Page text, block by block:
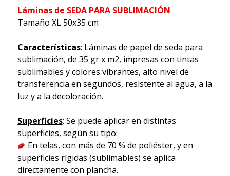
Láminas de SEDA PARA SUBLIMACIÓN
Tamaño XL 50x35 cm
Características: Láminas de papel de seda para
sublimación, de 35 gr x m2, impresas con tintas
sublimables y colores vibrantes, alto nivel de
transferencia en segundos, resistente al agua, a la
luz y a la decoloración.
Superficies: Se puede aplicar en distintas
superficies, según su tipo:
En telas, con más de 70 % de poliéster, y en
superficies rígidas (sublimables) se aplica
directamente con plancha.